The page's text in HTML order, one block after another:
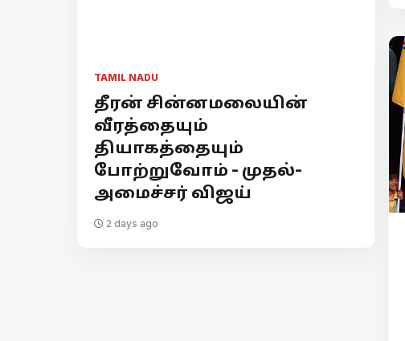
TAMIL NADU
தீரன் சின்னமலையின்
வீரத்தையும்
தியாகத்தையும்
போற்றுவோம் - முதல்-
அமைச்சர் விஜய்
2 days ago